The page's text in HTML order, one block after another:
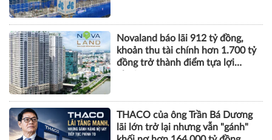
THACO của ông Trần Bá Dương
lãi lớn trở lại nhưng vẫn "gánh"
khối nợ hơn 164.000 tỷ đồng
Vinhomes báo lãi kỷ lục hơn
52.000 tỷ đồng sau 6 tháng, gấp
gần 5 lần cùng kỳ